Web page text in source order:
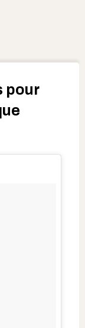
pour